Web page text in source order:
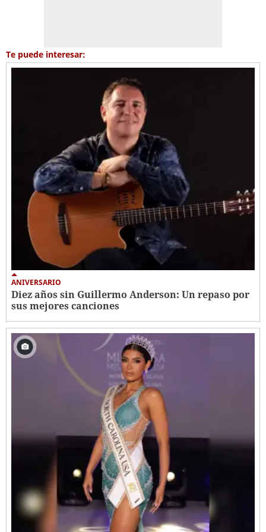
Te puede interesar:
ANIVERSARIO
Diez años sin Guillermo Anderson: Un repaso por
sus mejores canciones